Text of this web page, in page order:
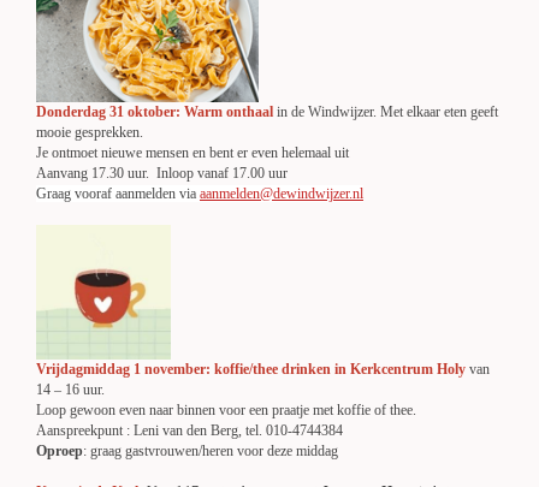
Donderdag 31 oktober: Warm onthaal in de Windwijzer. Met elkaar eten geeft
mooie gesprekken.
Je ontmoet nieuwe mensen en bent er even helemaal uit
Aanvang 17.30 uur. Inloop vanaf 17.00 uur
Graag vooraf aanmelden via aanmelden@dewindwijzer.nl
Vrijdagmiddag 1 november: koffie/thee drinken in Kerkcentrum Holy van
14 – 16 uur.
Loop gewoon even naar binnen voor een praatje met koffie of thee.
Aanspreekpunt : Leni van den Berg, tel. 010-4744384
Oproep: graag gastvrouwen/heren voor deze middag